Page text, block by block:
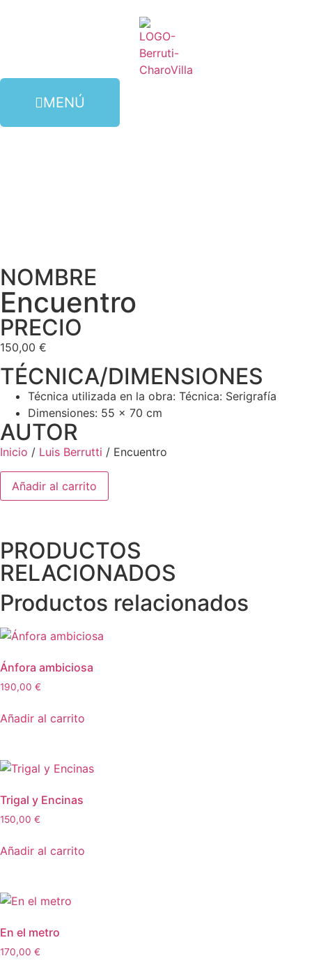
MENÚ
NOMBRE
Encuentro
PRECIO
150,00 €
TÉCNICA/DIMENSIONES
Técnica utilizada en la obra: Técnica: Serigrafía
Dimensiones: 55 x 70 cm
AUTOR
Inicio / Luis Berrutti / Encuentro
Añadir al carrito
PRODUCTOS
RELACIONADOS
Productos relacionados
Ánfora ambiciosa
190,00 €
Añadir al carrito
Trigal y Encinas
150,00 €
Añadir al carrito
En el metro
170,00 €